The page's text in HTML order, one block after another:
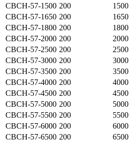
СВСН-57-1500 200 1500
СВСН-57-1650 200 1650
СВСН-57-1800 200 1800
СВСН-57-2000 200 2000
СВСН-57-2500 200 2500
СВСН-57-3000 200 3000
СВСН-57-3500 200 3500
СВСН-57-4000 200 4000
СВСН-57-4500 200 4500
СВСН-57-5000 200 5000
СВСН-57-5500 200 5500
СВСН-57-6000 200 6000
СВСН-57-6500 200 6500